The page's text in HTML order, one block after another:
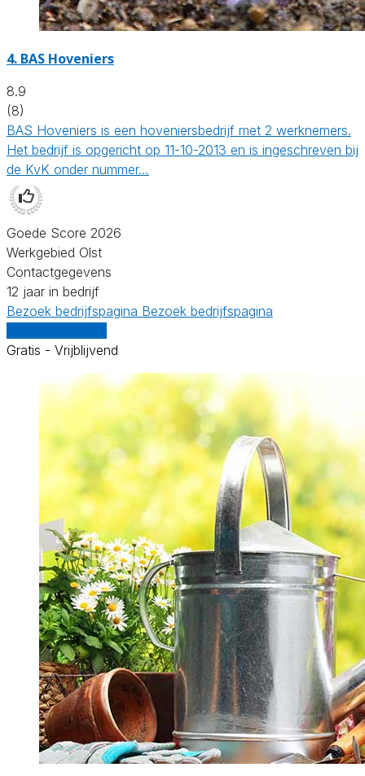
4. BAS Hoveniers
8.9
(8)
BAS Hoveniers is een hoveniersbedrijf met 2 werknemers.
Het bedrijf is opgericht op 11-10-2013 en is ingeschreven bij
de KvK onder nummer…
Goede Score 2026
Werkgebied Olst
Contactgegevens
12 jaar in bedrijf
Bezoek bedrijfspagina Bezoek bedrijfspagina
Gratis - Vrijblijvend